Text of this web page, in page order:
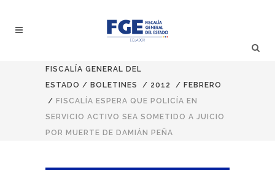
FISCALÍA GENERAL DEL
ESTADO / BOLETINES / 2012 / FEBRERO
/ FISCALÍA ESPERA QUE POLICÍA EN
SERVICIO ACTIVO SEA SOMETIDO A JUICIO
POR MUERTE DE DAMIÁN PEÑA